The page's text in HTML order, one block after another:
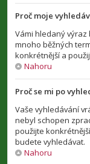
Proč moje
Vámi hledaný
mnoho běžných
konkrétnější a
Nahoru
Proč se mi po
Vaše vyhledávání
nebyl schopen
použijte
budete vyhledávat.
Nahoru